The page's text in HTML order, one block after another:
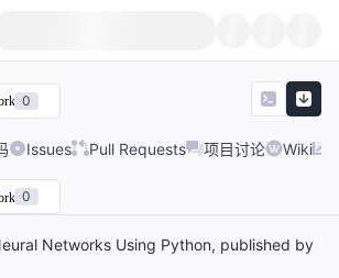
0
Issues Pull Requests 项目讨论 Wiki
0
Networks Using Python, published by